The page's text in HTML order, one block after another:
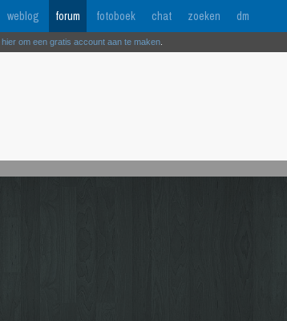
weblog forum fotoboek chat zoeken dm
hier om een gratis account aan te maken